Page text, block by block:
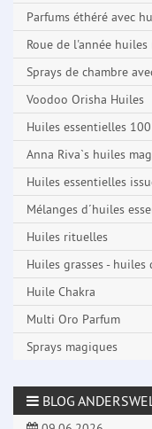
Parfums éthéré avec
Roue de l'année
Sprays de chambre
Voodoo Orisha Huiles
Huiles essentielles
Anna Riva`s huiles
Huiles essentielles
Mélanges d´huiles
Huiles rituelles
Huiles grasses - huiles
Huile Chakra
Multi Oro Parfum
Sprays magiques
BLOG